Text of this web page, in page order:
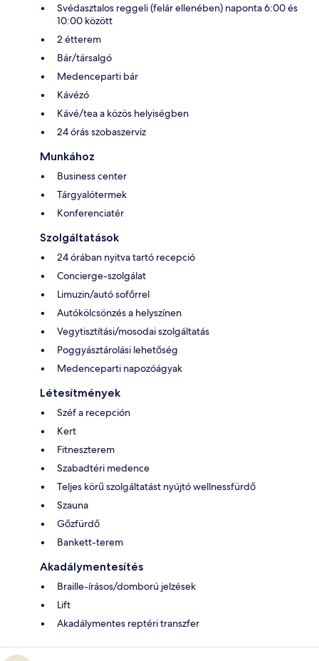
Svédasztalos reggeli (felár ellenében) naponta 6:00 és
10:00 között
2 étterem
Bár/társalgó
Medenceparti bár
Kávézó
Kávé/tea a közös helyiségben
24 órás szobaszerviz
Munkához
Business center
Tárgyalótermek
Konferenciatér
Szolgáltatások
24 órában nyitva tartó recepció
Concierge-szolgálat
Limuzin/autó sofőrrel
Autókölcsönzés a helyszínen
Vegytisztítási/mosodai szolgáltatás
Poggyásztárolási lehetőség
Medenceparti napozóágyak
Létesítmények
Széf a recepción
Kert
Fitneszterem
Szabadtéri medence
Teljes körű szolgáltatást nyújtó wellnessfürdő
Szauna
Gőzfürdő
Bankett-terem
Akadálymentesítés
Braille-írásos/domború jelzések
Lift
Akadálymentes reptéri transzfer